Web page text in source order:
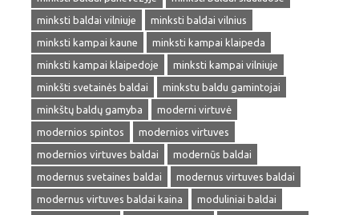
minksti baldai vilniuje
minksti baldai vilnius
minksti kampai kaune
minksti kampai klaipeda
minksti kampai klaipedoje
minksti kampai vilniuje
minkšti svetainės baldai
minkstu baldu gamintojai
minkštų baldų gamyba
moderni virtuvė
modernios spintos
modernios virtuves
modernios virtuves baldai
modernūs baldai
modernus svetaines baldai
modernus virtuves baldai
modernus virtuves baldai kaina
moduliniai baldai